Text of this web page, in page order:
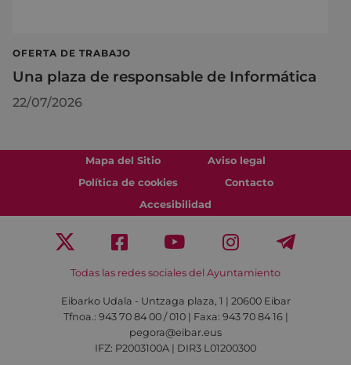
OFERTA DE TRABAJO
Una plaza de responsable de Informática
22/07/2026
Mapa del Sitio
Aviso legal
Política de cookies
Contacto
Accesibilidad
Todas las redes sociales del Ayuntamiento
Eibarko Udala - Untzaga plaza, 1 | 20600 Eibar
Tfnoa.: 943 70 84 00 / 010 | Faxa: 943 70 84 16 |
pegora@eibar.eus
IFZ: P2003100A | DIR3 L01200300